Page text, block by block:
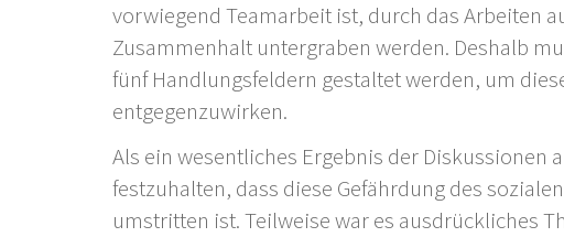
vorwiegend Teamarbeit ist, durch das Arbeiten
Zusammenhalt untergraben werden. Deshalb
fünf Handlungsfeldern gestaltet werden, um
entgegenzuwirken.
Als ein wesentliches Ergebnis der Diskussionen
festzuhalten, dass diese Gefährdung des
umstritten ist. Teilweise war es ausdrückliches